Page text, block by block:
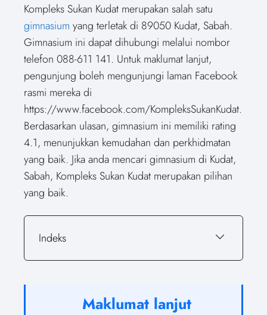
Kompleks Sukan Kudat merupakan salah satu
gimnasium yang terletak di 89050 Kudat, Sabah.
Gimnasium ini dapat dihubungi melalui nombor
telefon 088-611 141. Untuk maklumat lanjut,
pengunjung boleh mengunjungi laman Facebook
rasmi mereka di
https://www.facebook.com/KompleksSukanKudat.
Berdasarkan ulasan, gimnasium ini memiliki rating
4.1, menunjukkan kemudahan dan perkhidmatan
yang baik. Jika anda mencari gimnasium di Kudat,
Sabah, Kompleks Sukan Kudat merupakan pilihan
yang baik.
Indeks
Maklumat lanjut